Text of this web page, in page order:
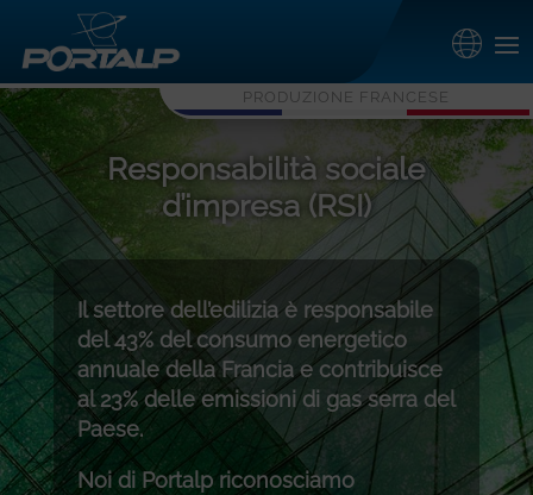
PRODUZIONE FRANCESE
Responsabilità sociale
d’impresa (RSI)
Il settore dell’edilizia è responsabile
del 43% del consumo energetico
annuale della Francia e contribuisce
al 23% delle emissioni di gas serra del
Paese.
Noi di Portalp riconosciamo